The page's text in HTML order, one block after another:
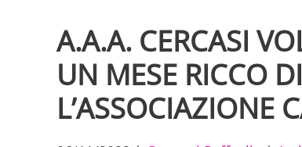
A.A.A. CERCASI
UN MESE RICCO
L’ASSOCIAZIONE